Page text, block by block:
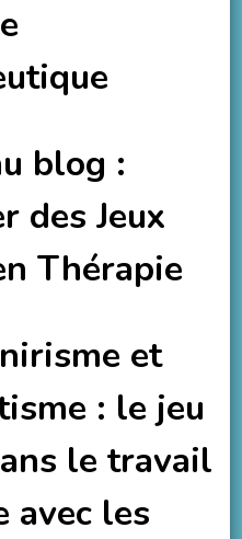
blog :
des Jeux
Thérapie
et
: le jeu
le travail
avec les